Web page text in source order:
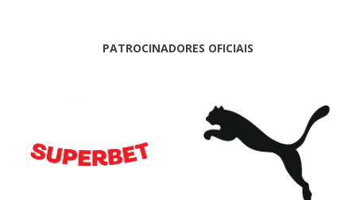
PATROCINADORES OFICIAIS